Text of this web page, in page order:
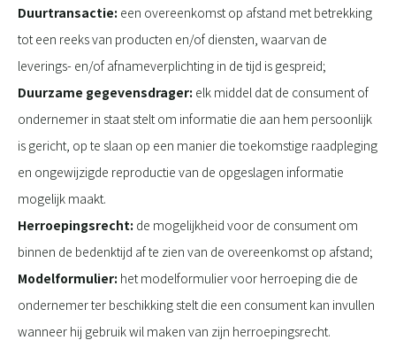
Duurtransactie: een overeenkomst op afstand met betrekking
tot een reeks van producten en/of diensten, waarvan de
leverings- en/of afnameverplichting in de tijd is gespreid;
Duurzame gegevensdrager: elk middel dat de consument of
ondernemer in staat stelt om informatie die aan hem persoonlijk
is gericht, op te slaan op een manier die toekomstige raadpleging
en ongewijzigde reproductie van de opgeslagen informatie
mogelijk maakt.
Herroepingsrecht: de mogelijkheid voor de consument om
binnen de bedenktijd af te zien van de overeenkomst op afstand;
Modelformulier: het modelformulier voor herroeping die de
ondernemer ter beschikking stelt die een consument kan invullen
wanneer hij gebruik wil maken van zijn herroepingsrecht.